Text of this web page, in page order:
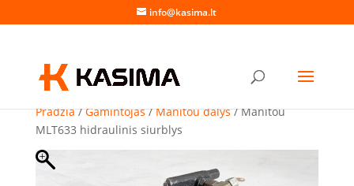
info@kasima.lt
Pradžia/Gamintojas/Manitou dalys/ Manitou
MLT633 hidraulinis siurblys